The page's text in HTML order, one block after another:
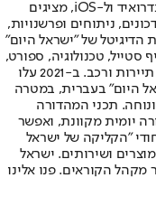
ובאנגלית, כמו כן היישומונים (אפליקציות) לאנדרואיד ול-iOS, מציגים
ניתוחים ופרשנויות,
הדיגיטל של "ישראל היום"
סטייל, טכנולוגיה, ספורט,
כלכלה וצרכנות, בריאות, חיילים, אוכל, יהדות, תיירות ורכב. ב-2021 עלו
היום" בעברית, במטרה
תכני המהדורה
יומית מקוונת, ואפשר
"הקליקה של ישראל
ושירותים. ישראל
מקהל הקוראים. פנו אלינו